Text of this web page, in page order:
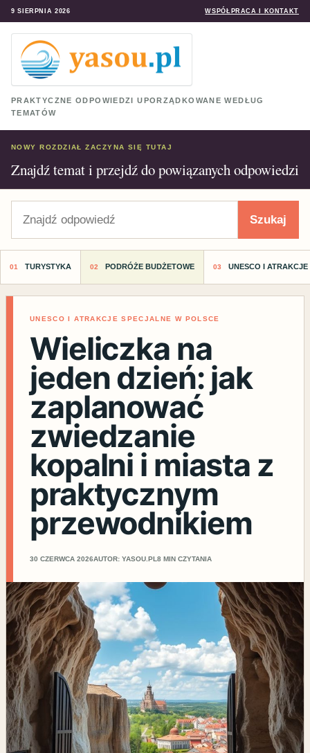
9 SIERPNIA 2026 WSPÓŁPRACA I KONTAKT
PRAKTYCZNE ODPOWIEDZI UPORZĄDKOWANE WEDŁUG
TEMATÓW
NOWY ROZDZIAŁ ZACZYNA SIĘ TUTAJ
Znajdź temat i przejdź do powiązanych odpowiedzi
Szukaj
TURYSTYKA PODRÓŻE BUDŻETOWE UNESCO I
UNESCO I ATRAKCJE SPECJALNE W POLSCE
Wieliczka na
jeden dzień: jak
zaplanować
zwiedzanie
kopalni i miasta z
praktycznym
przewodnikiem
30 CZERWCA 2026AUTOR: YASOU.PL 8 MIN CZYTANIA